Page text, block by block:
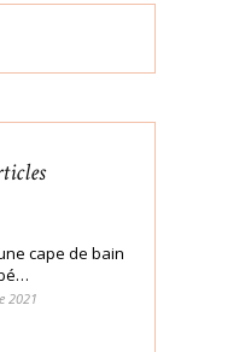
cape de bain
2021